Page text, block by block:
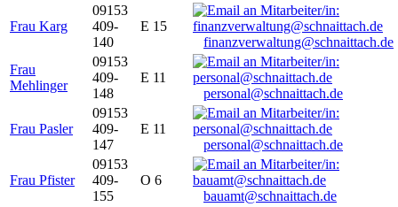
Frau Karg
09153
409-
140
E 15
finanzverwaltung@schnaittach.de
Frau
Mehlinger
09153
409-
148
E 11
personal@schnaittach.de
Frau Pasler
09153
409-
147
E 11
personal@schnaittach.de
Frau Pfister
09153
409-
155
O 6
bauamt@schnaittach.de